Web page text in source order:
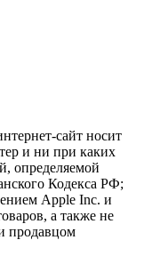
сайт носит
и ни при каких
определяемой
Кодекса РФ;
Apple Inc. и
а также не
продавцом